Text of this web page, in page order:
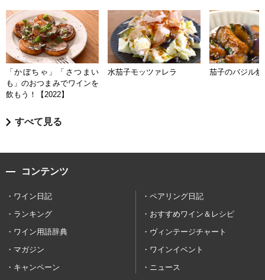
「かぼちゃ」「さつまい
も」のおつまみでワインを
飲もう！【2022】
水茄子モッツァレラ 茄子のバジル炒
すべて見る
コンテンツ
ワイン日記
ペアリング日記
ランキング
おすすめワイン＆レシピ
ワイン用語辞典
ヴィンテージチャート
マガジン
ワインイベント
キャンペーン
ニュース